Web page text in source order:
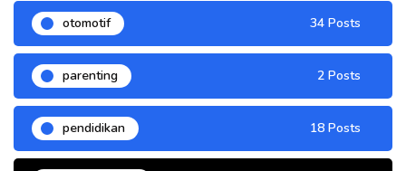
otomotif 34 Posts
parenting 2 Posts
pendidikan 18 Posts